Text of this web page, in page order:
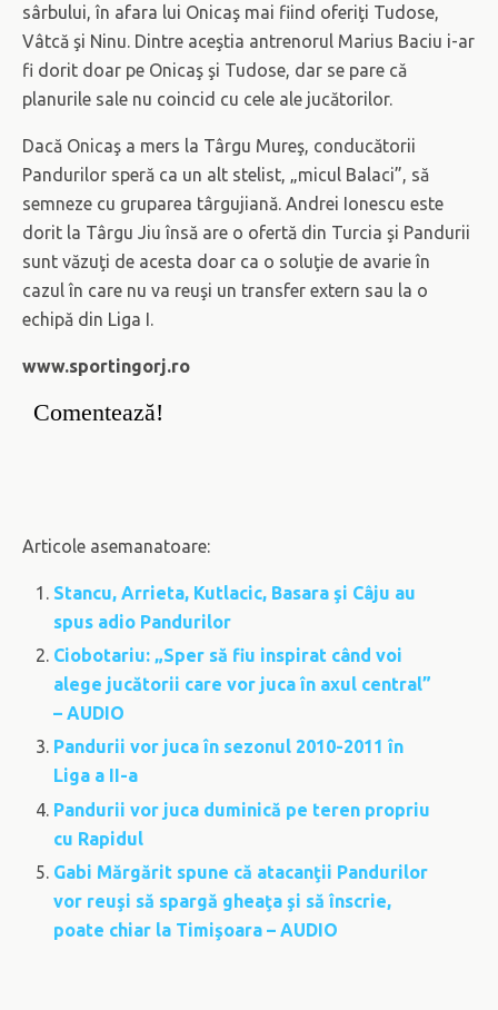
sârbului, în afara lui Onicaş mai fiind oferiţi Tudose,
Vâtcă şi Ninu. Dintre aceştia antrenorul Marius Baciu i-ar
fi dorit doar pe Onicaş şi Tudose, dar se pare că
planurile sale nu coincid cu cele ale jucătorilor.
Dacă Onicaş a mers la Târgu Mureş, conducătorii
Pandurilor speră ca un alt stelist, „micul Balaci”, să
semneze cu gruparea târgujiană. Andrei Ionescu este
dorit la Târgu Jiu însă are o ofertă din Turcia şi Pandurii
sunt văzuţi de acesta doar ca o soluţie de avarie în
cazul în care nu va reuşi un transfer extern sau la o
echipă din Liga I.
www.sportingorj.ro
Comentează!
Articole asemanatoare:
Stancu, Arrieta, Kutlacic, Basara şi Câju au
spus adio Pandurilor
Ciobotariu: „Sper să fiu inspirat când voi
alege jucătorii care vor juca în axul central”
– AUDIO
Pandurii vor juca în sezonul 2010-2011 în
Liga a II-a
Pandurii vor juca duminică pe teren propriu
cu Rapidul
Gabi Mărgărit spune că atacanţii Pandurilor
vor reuşi să spargă gheaţa şi să înscrie,
poate chiar la Timişoara – AUDIO